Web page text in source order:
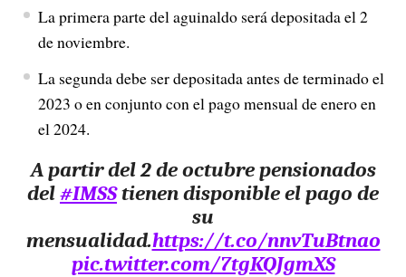
La primera parte del aguinaldo será depositada el 2
de noviembre.
La segunda debe ser depositada antes de terminado el
2023 o en conjunto con el pago mensual de enero en
el 2024.
A partir del 2 de octubre pensionados
del#IMSStienen disponible el pago de
su
mensualidad.https://t.co/nnvTuBtnao
pic.twitter.com/7tgKQJgmXS